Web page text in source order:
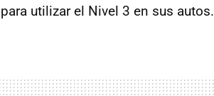
para utilizar el Nivel 3 en sus autos.